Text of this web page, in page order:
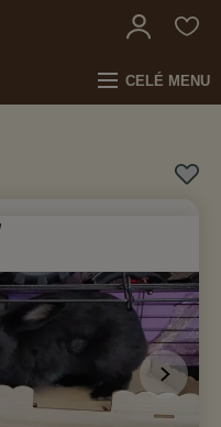
CELÉ MENU